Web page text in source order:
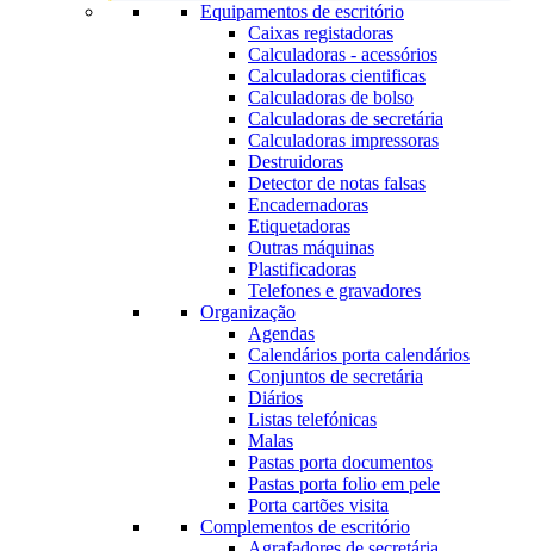
Equipamentos de escritório
Caixas registadoras
Calculadoras - acessórios
Calculadoras cientificas
Calculadoras de bolso
Calculadoras de secretária
Calculadoras impressoras
Destruidoras
Detector de notas falsas
Encadernadoras
Etiquetadoras
Outras máquinas
Plastificadoras
Telefones e gravadores
Organização
Agendas
Calendários porta calendários
Conjuntos de secretária
Diários
Listas telefónicas
Malas
Pastas porta documentos
Pastas porta folio em pele
Porta cartões visita
Complementos de escritório